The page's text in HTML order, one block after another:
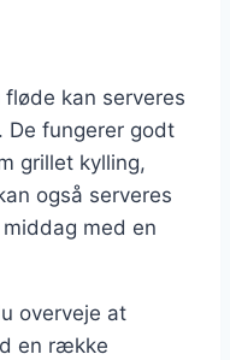
kan serveres
De fungerer godt
grillet kylling,
også serveres
med en
overveje at
en række